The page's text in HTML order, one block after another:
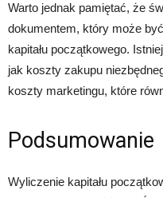
Warto jednak pamiętać, że
dokumentem, który może
kapitału początkowego.
jak koszty zakupu
koszty marketingu, które
Podsumowanie
Wyliczenie kapitału